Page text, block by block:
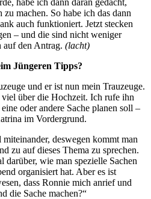
machen. So habe ich das dann
auch funktioniert. Jetzt stecken
– und die sind nicht weniger
auf den Antrag. (lacht)
Jüngeren Tipps?
und er ist nun mein Trauzeuge.
über die Hochzeit. Ich rufe ihn
oder andere Sache planen soll –
im Vordergrund.
deswegen kommt man
zu auf dieses Thema zu sprechen.
wie man spezielle Sachen
organisiert hat. Aber es ist
dass Ronnie mich anrief und
die Sache machen?“